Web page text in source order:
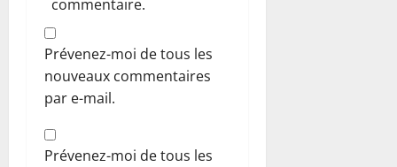
commentaire.
Prévenez-moi de tous les
nouveaux commentaires
par e-mail.
Prévenez-moi de tous les